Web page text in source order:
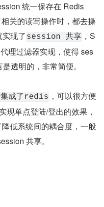
统一保存在 Redis
关的读写操作时，都去操
现了 session 共享 ，S
理过滤器实现，使得 ses
透明的，非常简便。
成了redis ，可以很方便
现单点登陆/登出的效果，
低系统间的耦合度，一般
共享。